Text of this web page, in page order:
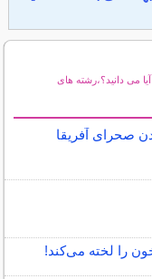
می دانید؟،رشته های
صحرای آفریقا
را لخته می‌کند!